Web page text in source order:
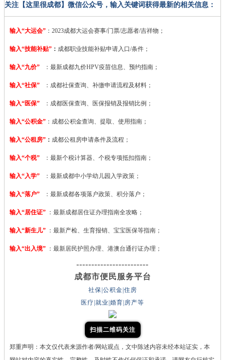
关注【这里很成都】微信公众号，输入关键词获得最新的相关信息：
输入“大运会” ：2023成都大运会赛事/门票/志愿者/吉祥物；
输入“技能补贴” ： 成都职业技能补贴申请入口/条件；
输入“九价” ：最新成都九价HPV疫苗信息、预约指南；
输入“社保” ：成都社保查询、补缴申请流程及材料；
输入“医保” ：成都医保查询、医保报销及报销比例；
输入“公积金” ：成都公积金查询、提取、使用指南；
输入“公租房” ： 成都公租房申请条件及流程；
输入“个税” ：最新个税计算器、个税专项抵扣指南；
输入“入学” ：最新成都中小学幼儿园入学政策；
输入“落户” ：最新成都各项落户政策、积分落户；
输入“居住证” ：最新成都居住证办理指南全攻略；
输入“新生儿” ：最新产检、生育报销、宝宝医保等指南；
输入“出入境” ：最新居民护照办理、港澳台通行证办理；
------------------------
成都市便民服务平台
社保|公积金|住房
医疗|就业|婚育|房产等
扫描二维码关注
郑重声明：本文仅代表来源作者/网站观点，文中陈述内容未经本站证实，本